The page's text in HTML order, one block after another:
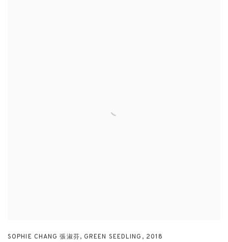
SOPHIE CHANG 張淑芬, GREEN SEEDLING , 2018